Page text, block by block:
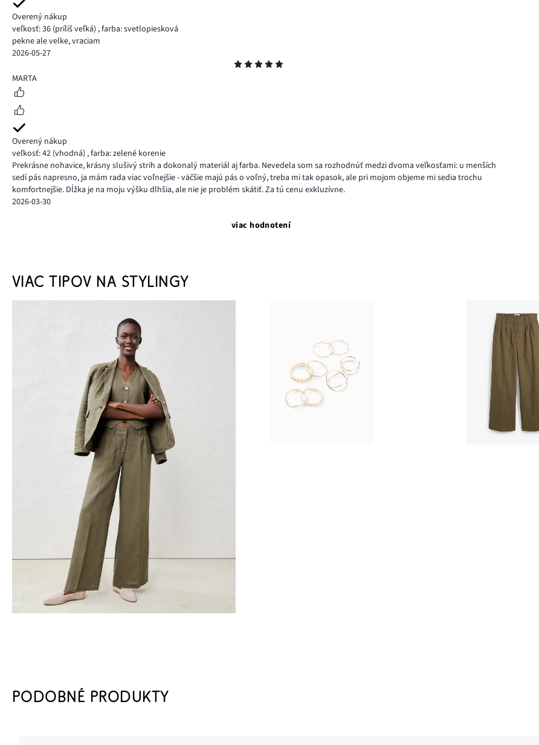
Overený nákup
veľkosť: 36 (príliš veľká) ,farba: svetlopiesková
pekne ale velke, vraciam
2026-05-27
5
MARTA
Overený nákup
veľkosť: 42 (vhodná) ,farba: zelené korenie
Prekrásne nohavice, krásny slušivý strih a dokonalý materiál aj farba. Nevedela som sa rozhodnúť medzi dvoma veľkosťami: u menších
sedí pás napresno, ja mám rada viac voľnejšie - väčšie majú pás o voľný, treba mi tak opasok, ale pri mojom objeme mi sedia trochu
komfortnejšie. Dĺžka je na moju výšku dlhšia, ale nie je problém skátiť. Za tú cenu exkluzívne.
2026-03-30
viac hodnotení
VIAC TIPOV NA STYLINGY
PODOBNÉ PRODUKTY